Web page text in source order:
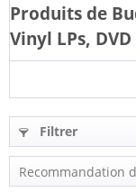
Produits de
Vinyl LPs,
Filtrer